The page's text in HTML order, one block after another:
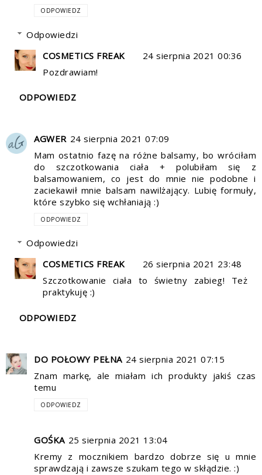
ODPOWIEDZ
Odpowiedzi
COSMETICS FREAK
24 sierpnia 2021 00:36
Pozdrawiam!
ODPOWIEDZ
AGWER 24 sierpnia 2021 07:09
Mam ostatnio fazę na różne balsamy, bo wróciłam
do szczotkowania ciała + polubiłam się z
balsamowaniem, co jest do mnie nie podobne i
zaciekawił mnie balsam nawilżający. Lubię formuły,
które szybko się wchłaniają :)
ODPOWIEDZ
Odpowiedzi
COSMETICS FREAK
26 sierpnia 2021 23:48
Szczotkowanie ciała to świetny zabieg! Też
praktykuję :)
ODPOWIEDZ
DO POŁOWY PEŁNA 24 sierpnia 2021 07:15
Znam markę, ale miałam ich produkty jakiś czas
temu
ODPOWIEDZ
GOŚKA 25 sierpnia 2021 13:04
Kremy z mocznikiem bardzo dobrze się u mnie
sprawdzają i zawsze szukam tego w skłądzie. :)